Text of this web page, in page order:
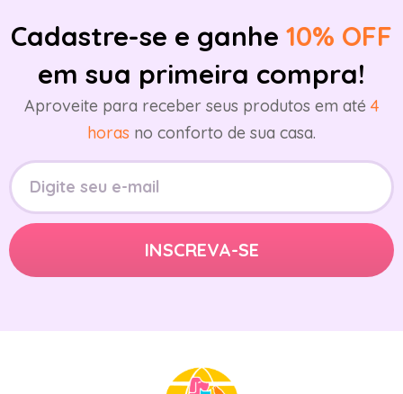
Cadastre-se e ganhe 10% OFF
em sua primeira compra!
Aproveite para receber seus produtos em até 4
horas no conforto de sua casa.